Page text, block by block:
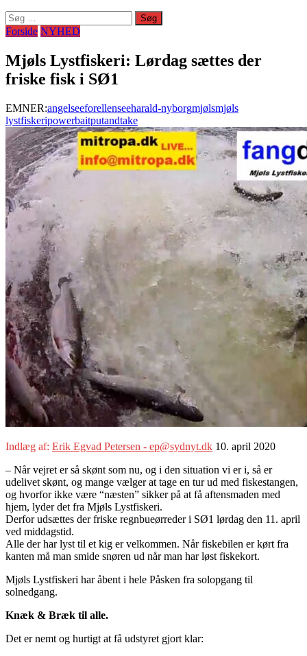
Søg
efter:
Forside NYHED
Mjøls Lystfiskeri: Lørdag sættes der
friske fisk i SØ1
EMNER:angelseeforellenseeharald-nyborgmjølsmjøls
lystfiskeripowerbaitputandtake
Indlæg af: Erik Egvad Petersen - ep@sydnyt.dk 10. april 2020
– Når vejret er så skønt som nu, og i den situation vi er i, så er
udelivet skønt, og mange vælger at tage en tur ud med fiskestangen,
og hvorfor ikke være “næsten” sikker på at få aftensmaden med
hjem, lyder det fra Mjøls Lystfiskeri.
Derfor udsættes der friske regnbueørreder i SØ1 lørdag den 11. april
ved middagstid.
Alle der har lyst til et kig er velkommen. Når fiskebilen er kørt fra
kanten må man smide snøren ud når man har løst fiskekort.
Mjøls Lystfiskeri har åbent i hele Påsken fra solopgang til
solnedgang.
Knæk & Bræk til alle.
Det er nemt og hurtigt at få udstyret gjort klar: